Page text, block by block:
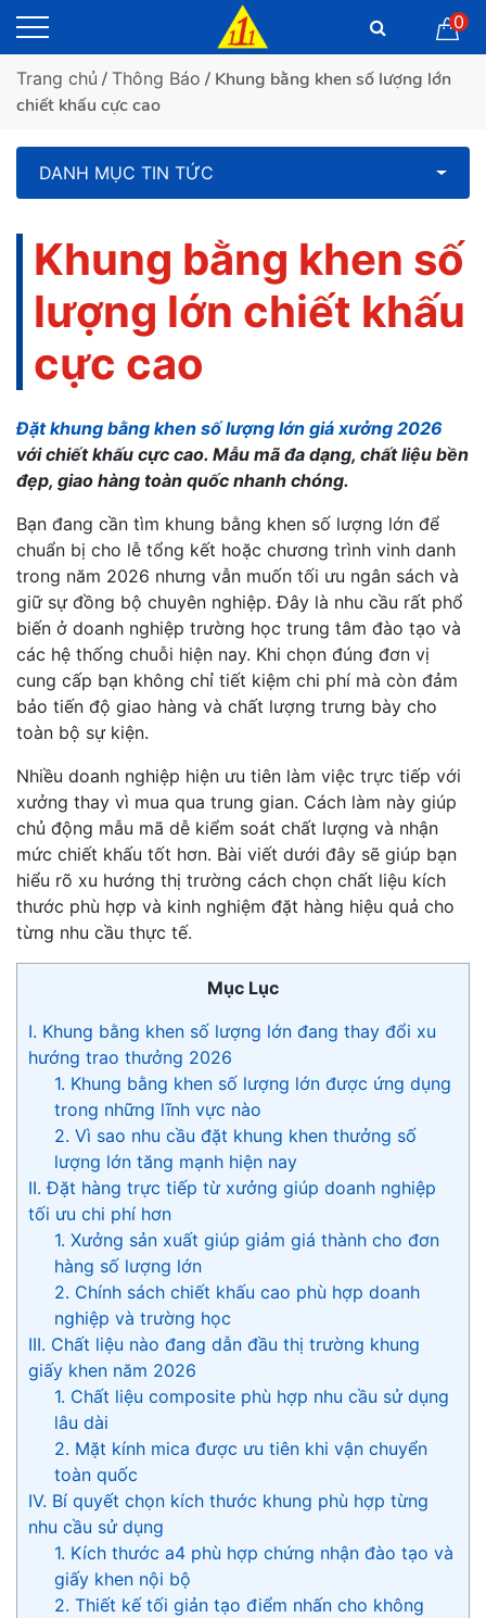
0
Trang chủ / Thông Báo / Khung bằng khen số lượng lớn
chiết khấu cực cao
DANH MỤC TIN TỨC
Khung bằng khen số
lượng lớn chiết khấu
cực cao
Đặt khung bằng khen số lượng lớn giá xưởng 2026
với chiết khấu cực cao. Mẫu mã đa dạng, chất liệu bền
đẹp, giao hàng toàn quốc nhanh chóng.
Bạn đang cần tìm khung bằng khen số lượng lớn để
chuẩn bị cho lễ tổng kết hoặc chương trình vinh danh
trong năm 2026 nhưng vẫn muốn tối ưu ngân sách và
giữ sự đồng bộ chuyên nghiệp. Đây là nhu cầu rất phổ
biến ở doanh nghiệp trường học trung tâm đào tạo và
các hệ thống chuỗi hiện nay. Khi chọn đúng đơn vị
cung cấp bạn không chỉ tiết kiệm chi phí mà còn đảm
bảo tiến độ giao hàng và chất lượng trưng bày cho
toàn bộ sự kiện.
Nhiều doanh nghiệp hiện ưu tiên làm việc trực tiếp với
xưởng thay vì mua qua trung gian. Cách làm này giúp
chủ động mẫu mã dễ kiểm soát chất lượng và nhận
mức chiết khấu tốt hơn. Bài viết dưới đây sẽ giúp bạn
hiểu rõ xu hướng thị trường cách chọn chất liệu kích
thước phù hợp và kinh nghiệm đặt hàng hiệu quả cho
từng nhu cầu thực tế.
Mục Lục
I. Khung bằng khen số lượng lớn đang thay đổi xu
hướng trao thưởng 2026
1. Khung bằng khen số lượng lớn được ứng dụng
trong những lĩnh vực nào
2. Vì sao nhu cầu đặt khung khen thưởng số
lượng lớn tăng mạnh hiện nay
II. Đặt hàng trực tiếp từ xưởng giúp doanh nghiệp
tối ưu chi phí hơn
1. Xưởng sản xuất giúp giảm giá thành cho đơn
hàng số lượng lớn
2. Chính sách chiết khấu cao phù hợp doanh
nghiệp và trường học
III. Chất liệu nào đang dẫn đầu thị trường khung
giấy khen năm 2026
1. Chất liệu composite phù hợp nhu cầu sử dụng
lâu dài
2. Mặt kính mica được ưu tiên khi vận chuyển
toàn quốc
IV. Bí quyết chọn kích thước khung phù hợp từng
nhu cầu sử dụng
1. Kích thước a4 phù hợp chứng nhận đào tạo và
giấy khen nội bộ
2. Thiết kế tối giản tạo điểm nhấn cho không